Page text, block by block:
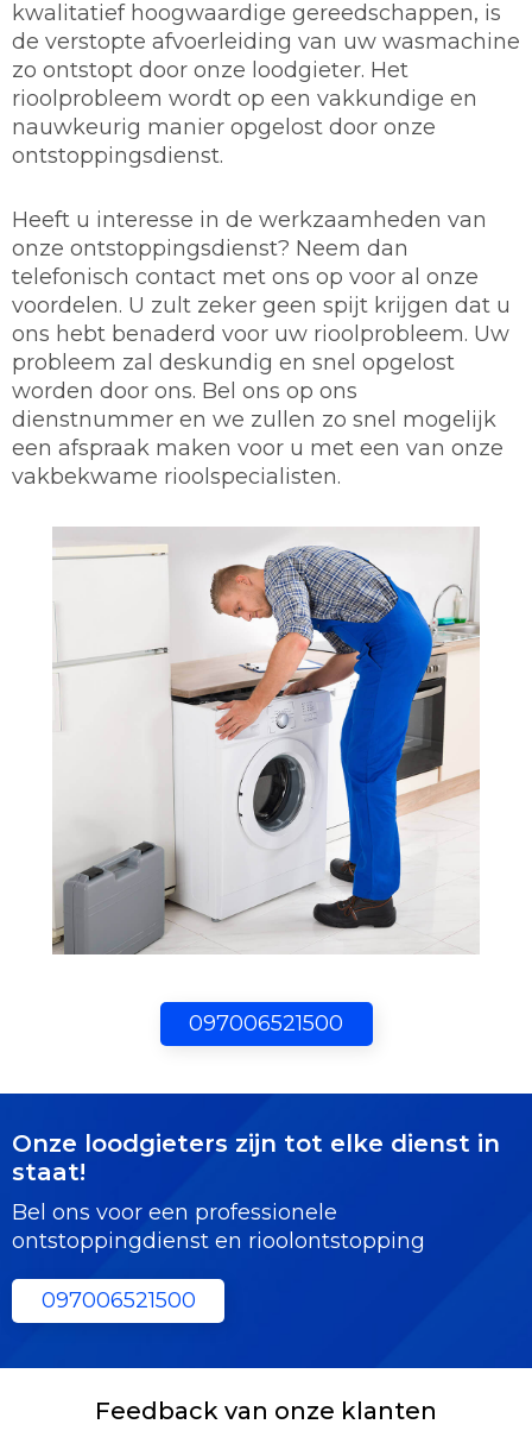
097006521500
kwalitatief hoogwaardige gereedschappen, is
de verstopte afvoerleiding van uw wasmachine
zo ontstopt door onze loodgieter. Het
rioolprobleem wordt op een vakkundige en
nauwkeurig manier opgelost door onze
ontstoppingsdienst.
Heeft u interesse in de werkzaamheden van
onze ontstoppingsdienst? Neem dan
telefonisch contact met ons op voor al onze
voordelen. U zult zeker geen spijt krijgen dat u
ons hebt benaderd voor uw rioolprobleem. Uw
probleem zal deskundig en snel opgelost
worden door ons. Bel ons op ons
dienstnummer en we zullen zo snel mogelijk
een afspraak maken voor u met een van onze
vakbekwame rioolspecialisten.
Onze loodgieters zijn tot elke dienst in
staat!
Bel ons voor een professionele
ontstoppingdienst en rioolontstopping
097006521500
Feedback van onze klanten